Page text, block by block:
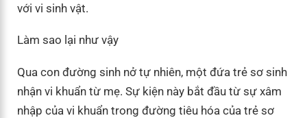
với vi sinh vật.
Làm sao lại như vậy
Qua con đường sinh nở tự nhiên, một đứa trẻ sơ sinh
nhận vi khuẩn từ mẹ. Sự kiện này bắt đầu từ sự xâm
nhập của vi khuẩn trong đường tiêu hóa của trẻ sơ